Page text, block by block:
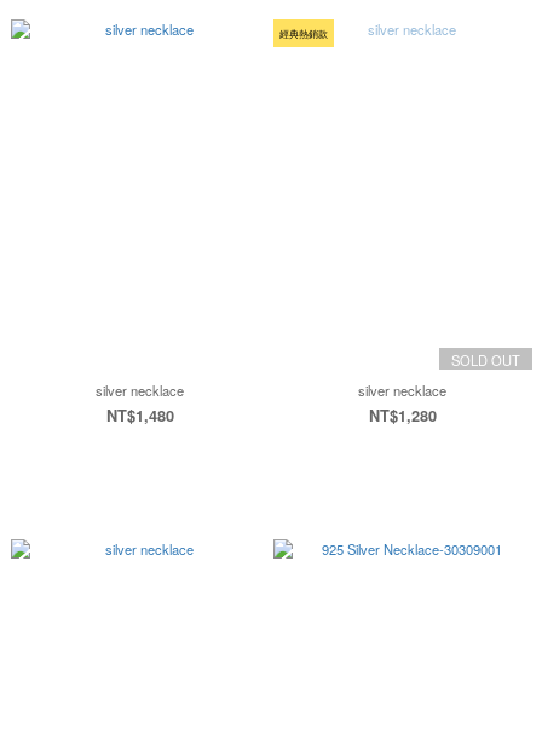
silver necklace
NT$1,480
經典熱銷款
SOLD OUT
silver necklace
NT$1,280